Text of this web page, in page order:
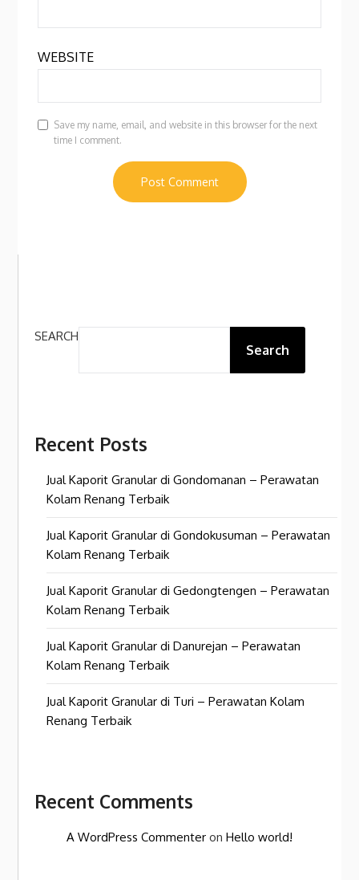
WEBSITE
Save my name, email, and website in this browser for the next
time I comment.
SEARCH
Search
Recent Posts
Jual Kaporit Granular di Gondomanan – Perawatan
Kolam Renang Terbaik
Jual Kaporit Granular di Gondokusuman – Perawatan
Kolam Renang Terbaik
Jual Kaporit Granular di Gedongtengen – Perawatan
Kolam Renang Terbaik
Jual Kaporit Granular di Danurejan – Perawatan
Kolam Renang Terbaik
Jual Kaporit Granular di Turi – Perawatan Kolam
Renang Terbaik
Recent Comments
A WordPress Commenter onHello world!